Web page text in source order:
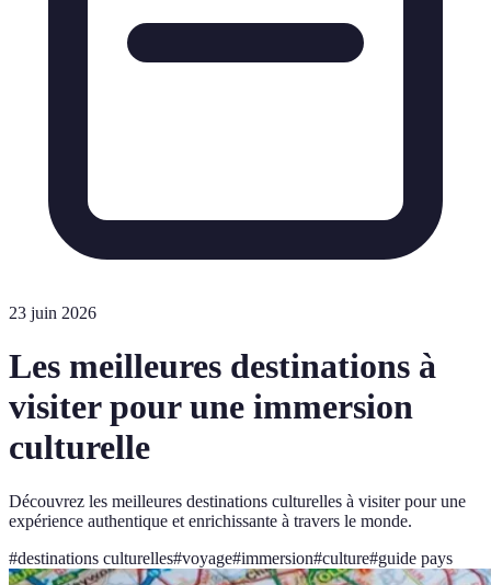
23 juin 2026
Les meilleures destinations à
visiter pour une immersion
culturelle
Découvrez les meilleures destinations culturelles à visiter pour une
expérience authentique et enrichissante à travers le monde.
#destinations culturelles#voyage#immersion#culture#guide pays